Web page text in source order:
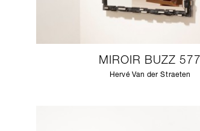
MIROIR BUZZ 577
Hervé Van der Straeten